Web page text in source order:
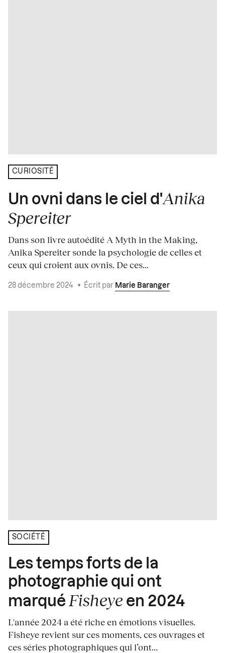
CURIOSITÉ
Un ovni dans le ciel d'Anika
Spereiter
Dans son livre autoédité A Myth in the Making,
Anika Spereiter sonde la psychologie de celles et
ceux qui croient aux ovnis. De ces...
28 décembre 2024 • Écrit par Marie Baranger
SOCIÉTÉ
Les temps forts de la
photographie qui ont
marqué Fisheye en 2024
L'année 2024 a été riche en émotions visuelles.
Fisheye revient sur ces moments, ces ouvrages et
ces séries photographiques qui l’ont...